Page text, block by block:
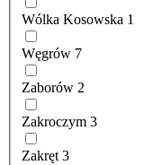
Wólka Kosowska 1
Węgrów 7
Zaborów 2
Zakroczym 3
Zakręt 3